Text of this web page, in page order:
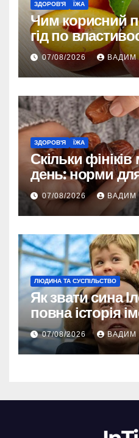
ЗДОРОВ'Я ЇЖА
Чим корисний
гід по
впливі на
07/08/2026 ВАДИМ
ЗДОРОВ'Я ЇЖА
Скільки
день: норми
енергії
07/08/2026 ВАДИМ
ЛЮДИНА ТА СУСПІЛЬСТВО
Як звати сина
повна історія
хлопчиків
07/08/2026 ВАДИМ